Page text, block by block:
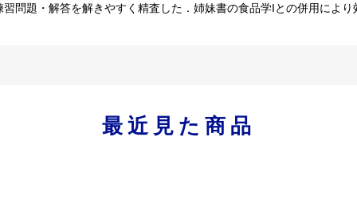
習問題・解答を解きやすく精査した．姉妹書の食品学Iとの併用により
最近見た商品